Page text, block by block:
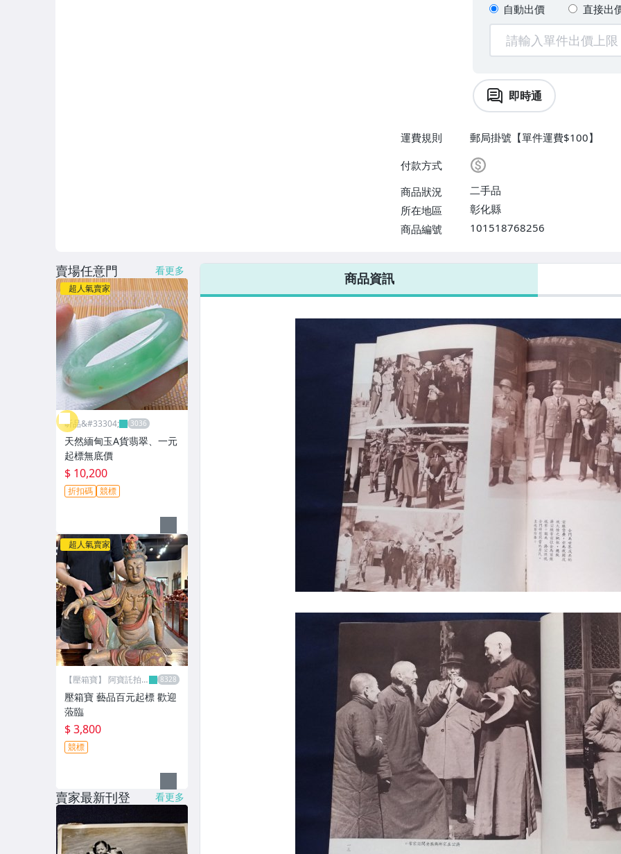
自動出價 直接出
即時通
運費規則
郵局掛號【單件運費$100】
付款方式
商品狀況
二手品
所在地區
彰化縣
商品編號
101518768256
商品資訊
賣場任意門 看更多
超人氣賣家
昕品&#33304;
天然緬甸玉A貨翡翠、一元
起標無底價
$ 10,200
折扣碼 競標
超人氣賣家
【壓箱寶】 阿寶託拍
壓箱寶 藝品百元起標 歡迎
蒞臨
$ 3,800
競標
賣家最新刊登 看更多